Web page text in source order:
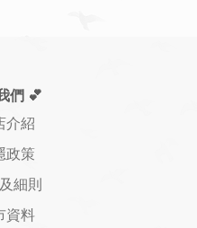
們 💕
介紹
政策
細則
資料